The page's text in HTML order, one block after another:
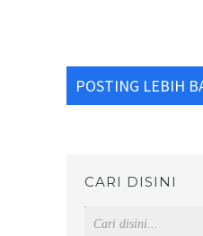
POSTING LEBIH
CARI DISINI